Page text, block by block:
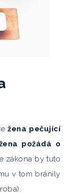
žena pečující
požádá o
zákona by tuto
v tom bránily